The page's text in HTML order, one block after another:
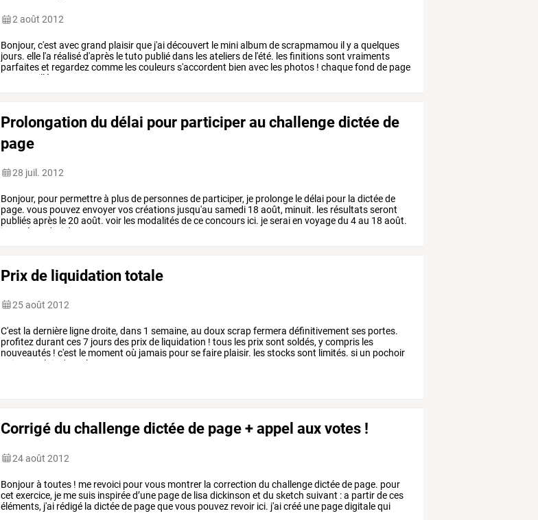
2 août 2012
Bonjour, c'est avecgrand plaisirque j'aidécouvert le minialbumdescrapmamou il ya quelques
jours. elle l'a réaliséd'après letuto publiédans lesateliersde l'été. lesfinitionssont vraiments
parfaiteset regardezcomme lescouleurss'accordent bien avec les photos ! chaquefond de page
travaillé
Prolongation du délai pour participer au challenge dictée de
page
28 juil. 2012
Bonjour, pour permettreà plusde personnesde participer, je prolonge ledélai pour la dictéede
page. vous pouvezenvoyervoscréations jusqu'au samedi 18 août, minuit. les résultatsseront
publiésaprès le20 août. voir les modalitésdececoncours ici. jeseraien voyagedu 4au 18 août.
je
répondrai donc
Prix de liquidation totale
25 août 2012
C'est la dernière lignedroite, dans 1 semaine, au douxscrapfermera définitivement ses portes.
profitezdurant ces7 joursdes prixde liquidation ! tous les prixsont soldés, ycompris les
nouveautés ! c'est le moment où jamais poursefaire plaisir. lesstockssont limités. si un pochoir
qui
plait n'est plus
Corrigé du challenge dictée de page + appel aux votes !
24 août 2012
Bonjourà toutes ! me revoici pourvous montrer la correction du challengedictéede page. pour
cet exercice, je mesuis inspiréed’une pagede lisa dickinson et du sketch suivant :a partirdeces
éléments, j'ai rédigé la dictéede pagequevous pouvez revoir ici. j'aicréé une pagedigitalequi